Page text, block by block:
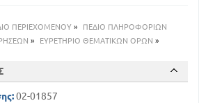
ΠΕΡΙΕΧΟΜΕΝΟΥ »
ΠΕΔΙΟ ΠΛΗΡΟΦΟΡΙΩΝ
» ΕΥΡΕΤΗΡΙΟ ΘΕΜΑΤΙΚΩΝ ΟΡΩΝ »
02-01857